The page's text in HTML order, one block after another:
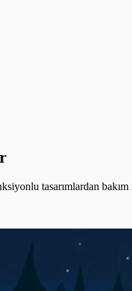
tasarımlardan